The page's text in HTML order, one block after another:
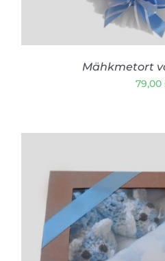
Mähkmetort
79,00